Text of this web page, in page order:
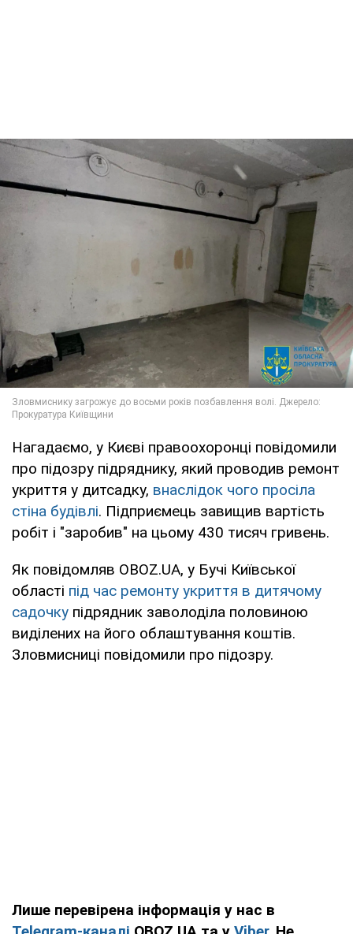
Нагадаємо, у Києві правоохоронці повідомили
про підозру підряднику, який проводив ремонт
укриття у дитсадку, внаслідок чого просіла
стіна будівлі. Підприємець завищив вартість
робіт і "заробив" на цьому 430 тисяч гривень.
Як повідомляв OBOZ.UA, у Бучі Київської
області під час ремонту укриття в дитячому
садочку підрядник заволоділа половиною
виділених на його облаштування коштів.
Зловмисниці повідомили про підозру.
Лише перевірена інформація у нас в